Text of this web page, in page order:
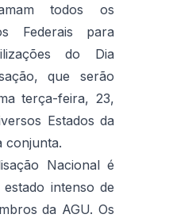
todos os
Federais para
do Dia
que serão
terça-feira, 23,
Estados da
conjunta.
Nacional é
intenso de
da AGU. Os